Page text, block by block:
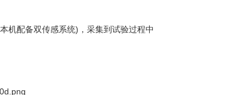
机配备双传感系统)，采集到试验过程中